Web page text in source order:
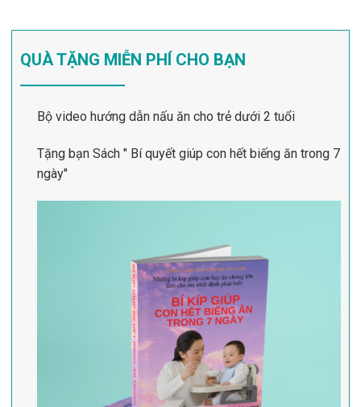
QUÀ TẶNG MIỄN PHÍ CHO BẠN
Bộ video hướng dẫn nấu ăn cho trẻ dưới 2 tuổi
Tặng bạn Sách " Bí quyết giúp con hết biếng ăn trong 7
ngày"